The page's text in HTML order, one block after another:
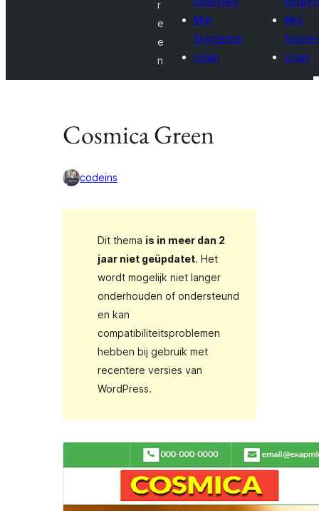
r
e
e
n
Mijn
favorieten
Login
Mijn
Login
Cosmica Green
codeins
Dit thema is in meer dan 2
jaar niet geüpdatet. Het
wordt mogelijk niet langer
onderhouden of ondersteund
en kan
compatibiliteitsproblemen
hebben bij gebruik met
recentere versies van
WordPress.